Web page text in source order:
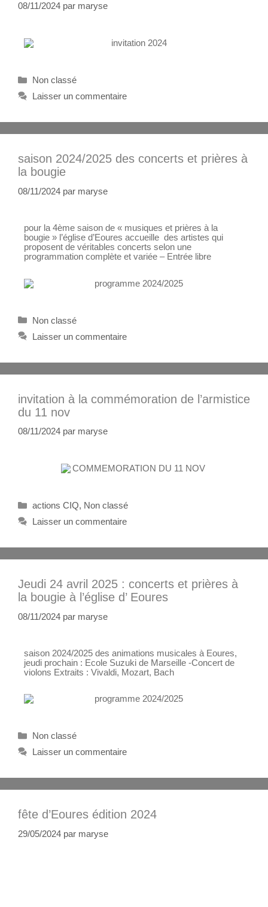
08/11/2024 par maryse
Non classé
Laisser un commentaire
saison 2024/2025 des concerts et prières à
la bougie
08/11/2024 par maryse
pour la 4ème saison de « musiques et prières à la
bougie » l’église d’Eoures accueille des artistes qui
proposent de véritables concerts selon une
programmation complète et variée – Entrée libre
Non classé
Laisser un commentaire
invitation à la commémoration de l’armistice
du 11 nov
08/11/2024 par maryse
actions CIQ, Non classé
Laisser un commentaire
Jeudi 24 avril 2025 : concerts et prières à
la bougie à l’église d’ Eoures
08/11/2024 par maryse
saison 2024/2025 des animations musicales à Eoures,
jeudi prochain : Ecole Suzuki de Marseille -Concert de
violons Extraits : Vivaldi, Mozart, Bach
Non classé
Laisser un commentaire
fête d’Eoures édition 2024
29/05/2024 par maryse